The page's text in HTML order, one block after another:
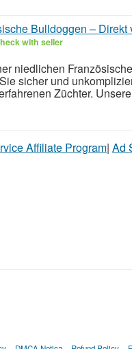
Bulldoggen – Direkt
with seller
niedlichen
sicher und
Züchter.
Affiliate Program| Ad